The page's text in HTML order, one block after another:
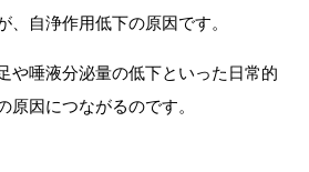
、自浄作用低下の原因です。
や唾液分泌量の低下といった日常的
原因につながるのです。